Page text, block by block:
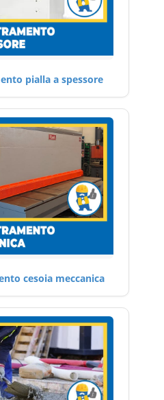
pialla a spessore
cesoia meccanica